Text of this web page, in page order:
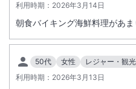
ホテル電気設備更新工事に伴う全
電気設備更新工事を実施いたします
利用時期： 2026年3月14日
朝食バイキング海鮮料理があま
50代 女性
レジャー・観光
利用時期： 2026年3月13日